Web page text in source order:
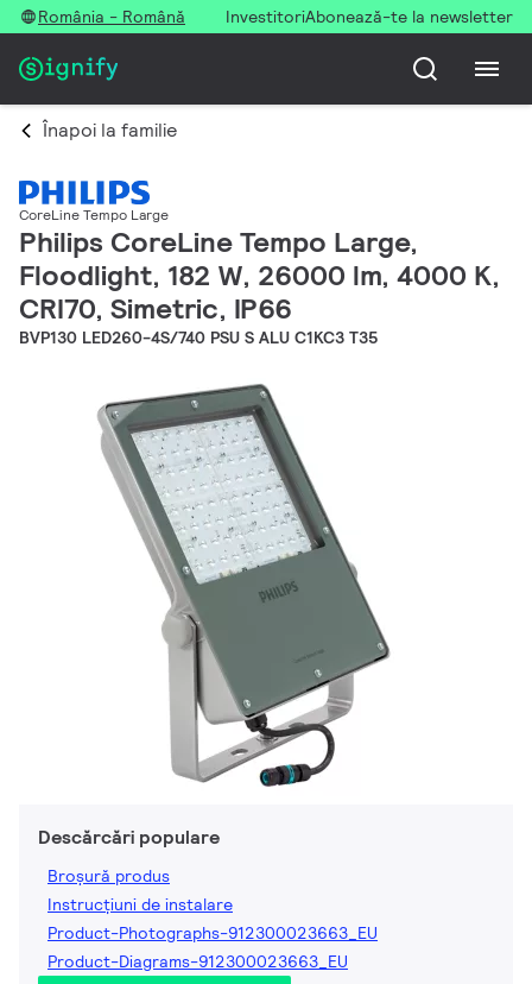
România - Română InvestitoriAbonează-te la newsletter
Înapoi la familie
CoreLine Tempo Large
Philips CoreLine Tempo Large,
Floodlight, 182 W, 26000 lm, 4000 K,
CRI70, Simetric, IP66
BVP130 LED260-4S/740 PSU S ALU C1KC3 T35
Descărcări populare
Broșură produs
Instrucțiuni de instalare
Product-Photographs-912300023663_EU
Product-Diagrams-912300023663_EU